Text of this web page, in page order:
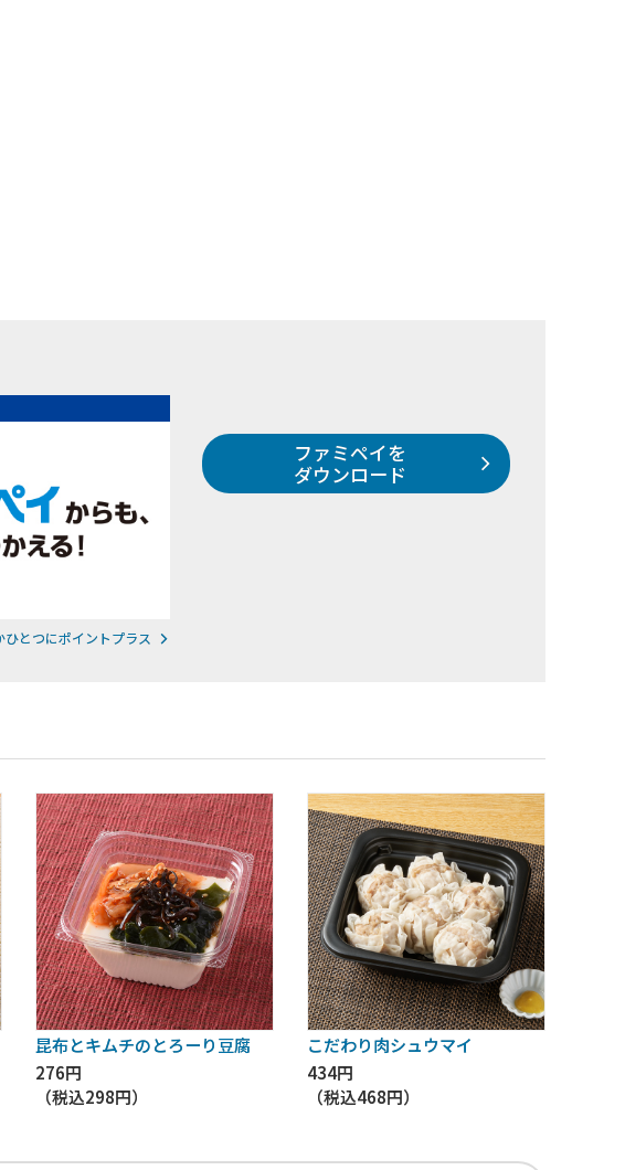
ひとつにポイントプラス
ファミペイを
ダウンロード
昆布とキムチのとろーり豆腐
276円
（税込298円）
こだわり肉シュウマイ
434円
（税込468円）